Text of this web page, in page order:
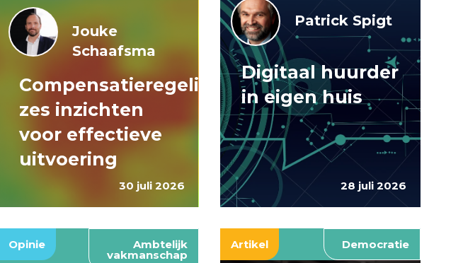
30 juli 2026
Jouke
Schaafsma
Compensatieregelingen:
zes inzichten
voor effectieve
uitvoering
28 juli 2026
Patrick Spigt
Digitaal huurder
in eigen huis
Opinie Ambtelijk
vakmanschap
Artikel Democratie